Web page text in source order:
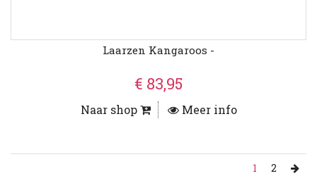
Laarzen Kangaroos -
€ 83,95
Naar shop Meer info
1 2